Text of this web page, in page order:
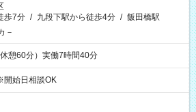
歩7分 / 九段下駅から徒歩4分 / 飯田橋駅
－
憩60分）実働7時間40分
始日相談OK